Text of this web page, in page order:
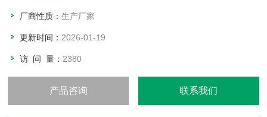
公司基于“
厂商性质：生产厂家
更新时间： 2026-01-19
访 问 量： 2380
产品咨询 联系我们